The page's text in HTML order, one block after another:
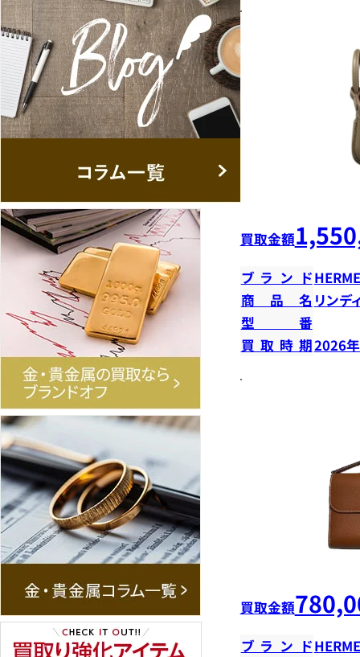
買取金額
ブランド
商品名 リンデ
型番
買取時期2026
買取金額
ブランド